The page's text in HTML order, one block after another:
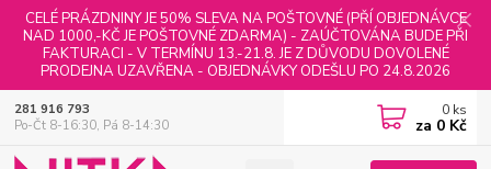
CELÉ PRÁZDNINY JE 50% SLEVA NA POŠTOVNÉ (PŘÍ OBJEDNÁVCE
NAD 1000,-KČ JE POŠTOVNÉ ZDARMA) - ZAÚČTOVÁNA BUDE PŘI
FAKTURACI - V TERMÍNU 13.-21.8. JE Z DŮVODU DOVOLENÉ
PRODEJNA UZAVŘENA - OBJEDNÁVKY ODEŠLU PO 24.8.2026
281 916 793
Po-Čt 8-16:30, Pá 8-14:30
0 ks
za 0 Kč